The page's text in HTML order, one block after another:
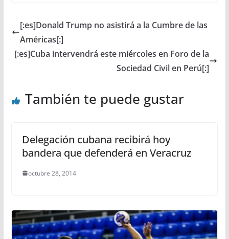
[:es]Donald Trump no asistirá a la Cumbre de las
Américas[:]
[:es]Cuba intervendrá este miércoles en Foro de la
Sociedad Civil en Perú[:]
También te puede gustar
Delegación cubana recibirá hoy
bandera que defenderá en Veracruz
octubre 28, 2014